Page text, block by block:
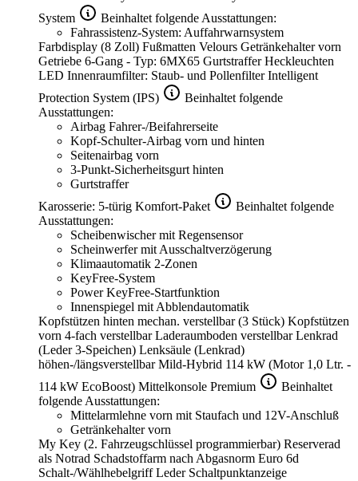
System
Beinhaltet folgende Ausstattungen:
Fahrassistenz-System: Auffahrwarnsystem
Farbdisplay (8 Zoll) Fußmatten Velours Getränkehalter vorn
Getriebe 6-Gang - Typ: 6MX65 GurtstrafferHeckleuchten
LED Innenraumfilter: Staub- und PollenfilterIntelligent
Protection System (IPS)
Beinhaltet folgende
Ausstattungen:
Airbag Fahrer-/Beifahrerseite
Kopf-Schulter-Airbag vorn und hinten
Seitenairbag vorn
3-Punkt-Sicherheitsgurt hinten
Gurtstraffer
Karosserie: 5-türig Komfort-Paket
Beinhaltet folgende
Ausstattungen:
Scheibenwischer mit Regensensor
Scheinwerfer mit Ausschaltverzögerung
Klimaautomatik 2-Zonen
KeyFree-System
Power KeyFree-Startfunktion
Innenspiegel mit Abblendautomatik
Kopfstützen hinten mechan. verstellbar (3 Stück) Kopfstützen
vorn 4-fach verstellbarLaderaumboden verstellbarLenkrad
(Leder 3-Speichen) Lenksäule (Lenkrad)
höhen-/längsverstellbarMild-Hybrid 114 kW (Motor 1,0 Ltr. -
114 kW EcoBoost) Mittelkonsole Premium
Beinhaltet
folgende Ausstattungen:
Mittelarmlehne vorn mit Staufach und 12V-Anschluß
Getränkehalter vorn
My Key (2. Fahrzeugschlüssel programmierbar) Reserverad
als Notrad Schadstoffarm nach Abgasnorm Euro 6d
Schalt-/Wählhebelgriff Leder Schaltpunktanzeige